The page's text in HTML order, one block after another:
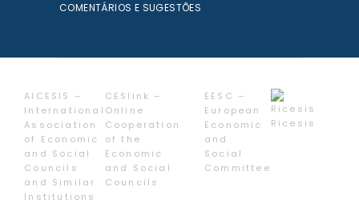
COMENTÁRIOS E SUGESTÕES
AICESIS –
International
Association
of Economic
and Social
Councils
and Similar
Institutions
CESlink –
Online
Cooperation
of the
Economic
and Social
Councils
EESC –
European
Economic
and
Social
Committee
Ricesis